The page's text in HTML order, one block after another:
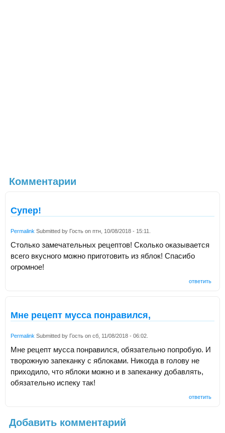
Комментарии
Супер!
Permalink Submitted by Гость on птн, 10/08/2018 - 15:11
Столько замечательных рецептов! Сколько оказывается
всего вкусного можно приготовить из яблок! Спасибо
огромное!
ответить
Мне рецепт мусса понравился,
Permalink Submitted by Гость on сб, 11/08/2018 - 06:02
Мне рецепт мусса понравился, обязательно попробую. И
творожную запеканку с яблоками. Никогда в голову не
приходило, что яблоки можно и в запеканку добавлять,
обязательно испеку так!
ответить
Добавить комментарий